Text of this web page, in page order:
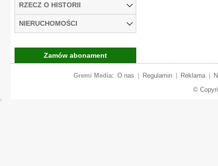
RZECZ O HISTORII
NIERUCHOMOŚCI
Zamów abonament
Gremi Media: O nas Regulamin Reklama
©